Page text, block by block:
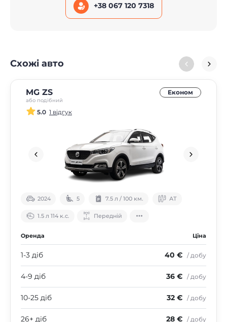
+38 067 120 7318
Схожі авто
MG ZS
або подібний
Економ
5.0 1 відгук
2024 5 7.5 л / 100 км. АТ
1.5 л 114 к.с. Передній
Оренда Ціна
1-3 діб 40 € / добу
4-9 діб 36 € / добу
10-25 діб 32 € / добу
26+ діб 28 € / добу